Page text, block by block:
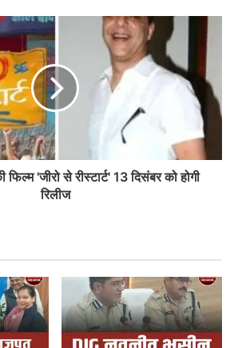
फिल्म 'जीरो से रीस्टार्ट' 13 दिसंबर को होगी
रिलीज